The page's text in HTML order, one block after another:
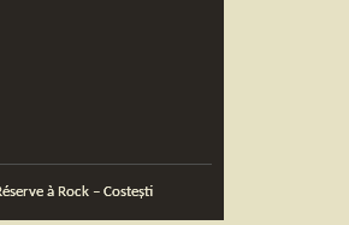
Réserve à Rock – Costeşti